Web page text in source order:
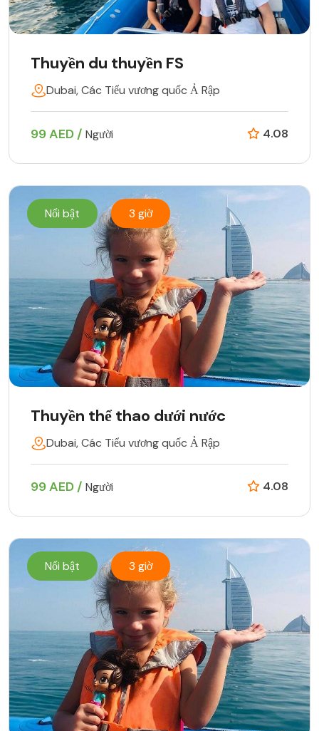
Thuyền du thuyền FS
Dubai, Các Tiểu vương quốc Ả Rập
99 AED / Người 4.08
Nổi bật 3 giờ
Thuyền thể thao dưới nước
Dubai, Các Tiểu vương quốc Ả Rập
99 AED / Người 4.08
Nổi bật 3 giờ